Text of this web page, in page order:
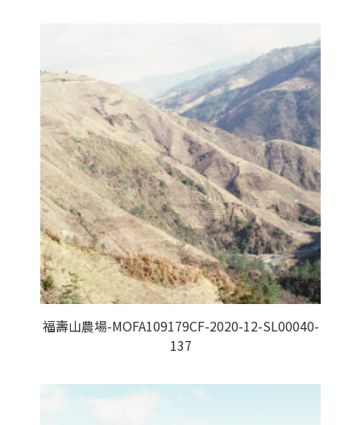
福壽山農場-MOFA109179CF-2020-12-SL00040-
137